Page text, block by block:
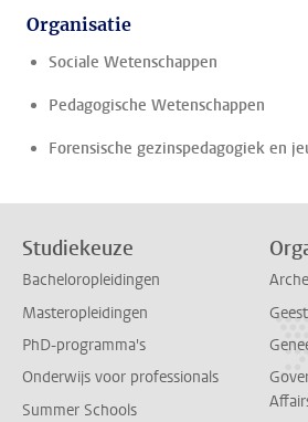
Organisatie
Sociale Wetenschappen
Pedagogische Wetenschappen
Forensische gezinspedagogiek en
Studiekeuze
Bacheloropleidingen
Masteropleidingen
PhD-programma's
Onderwijs voor professionals
Summer Schools